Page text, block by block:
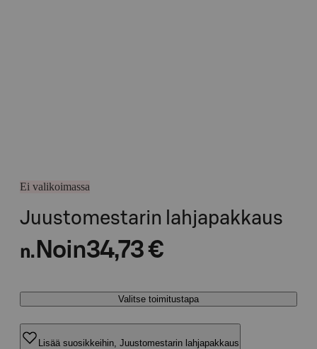
Ei valikoimassa
Juustomestarin lahjapakkaus
n. Noin34,73 €
Valitse toimitustapa
Lisää suosikkeihin, Juustomestarin lahjapakkaus